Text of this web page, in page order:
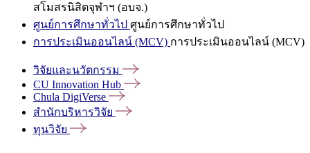
สโมสรนิสิตจุฬาฯ (อบจ.)
ศูนย์การศึกษาทั่วไป ศูนย์การศึกษาทั่วไป
การประเมินออนไลน์ (MCV) การประเมินออนไลน์ (MCV)
วิจัยและนวัตกรรม
CU Innovation Hub
Chula DigiVerse
สำนักบริหารวิจัย
ทุนวิจัย